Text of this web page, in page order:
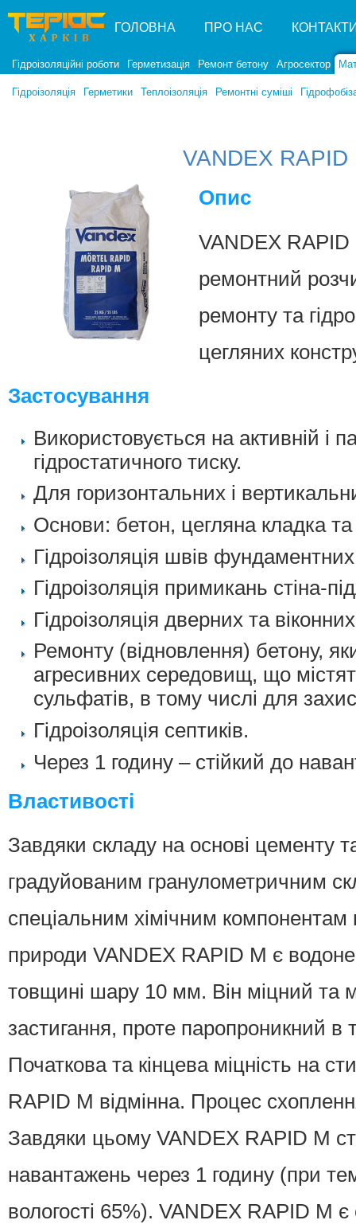
ГОЛОВНА ПРО НАС
Гідроізоляційні роботи Герметизація Ремонт бетону Агросектор
Гідроізоляція Герметики Теплоізоляція Ремонтні суміші
VANDEX RAPID
Опис
VANDEX
ремонтний
ремонту та
цегляних
Застосування
Використовується на активній і
гідростатичного тиску.
Для горизонтальних і
Основи: бетон, цегляна кладка
Гідроізоляція швів
Гідроізоляція примикань стіна-
Гідроізоляція дверних та
Ремонту (відновлення) бетону,
агресивних середовищ, що
сульфатів, в тому числі для
Гідроізоляція септиків.
Через 1 годину – стійкий до
Властивості
Завдяки складу на основі цементу
градуйованим гранулометричним
спеціальним хімічним компонентам
природи VANDEX RAPID M є
товщині шару 10 мм. Він міцний та
застигання, проте паропроникний в
Початкова та кінцева міцність на
RAPID M відмінна. Процес
Завдяки цьому VANDEX RAPID M
навантажень через 1 годину (при
вологості 65%). VANDEX RAPID M є